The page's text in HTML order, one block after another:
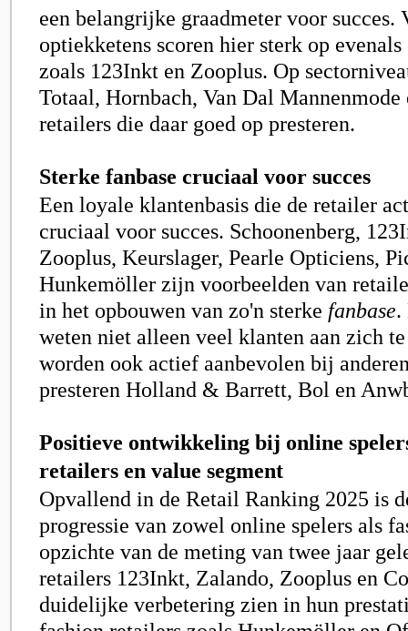
een belangrijke graadmeter voor succes.
optiekketens scoren hier sterk op
zoals 123Inkt en Zooplus. Op
Totaal, Hornbach, Van Dal Mannenmode
retailers die daar goed op presteren.
Sterke fanbase cruciaal voor succes
Een loyale klantenbasis die de retailer
cruciaal voor succes. Schoonenberg,
Zooplus, Keurslager, Pearle Opticiens,
Hunkemöller zijn voorbeelden van
in het opbouwen van zo'n sterke fanbase.
weten niet alleen veel klanten aan zich
worden ook actief aanbevolen bij
presteren Holland & Barrett, Bol en
Positieve ontwikkeling bij online
retailers en value segment
Opvallend in de Retail Ranking 2025 is
progressie van zowel online spelers als
opzichte van de meting van twee jaar
retailers 123Inkt, Zalando, Zooplus en
duidelijke verbetering zien in hun